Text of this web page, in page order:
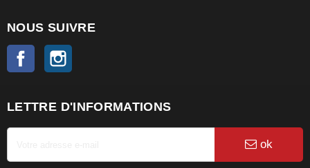
NOUS SUIVRE
Facebook
LETTRE D'INFORMATIONS
ok